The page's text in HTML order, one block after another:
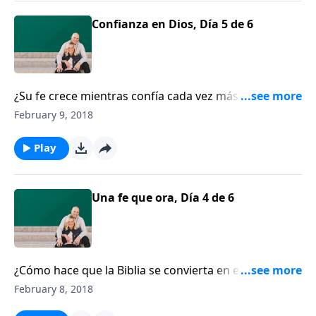
podemos enseñarles a nuestros hijos a depender
también de Él.
Confianza en Dios, Día 5 de 6
¿Su fe crece mientras confía cada vez más en Dios? El
pastor Crawford Loritts nos recuerda que una fe
circunstancias, sino que confía en las promesas de
Dios, a pesar de ellas. Crawford explica cómo
February 9, 2018
Play
Una fe que ora, Día 4 de 6
¿Cómo hace que la Biblia se convierta en el corazón
de su familia? Según el escritor Crawford Loritts, la
February 8, 2018